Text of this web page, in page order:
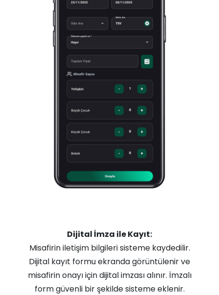
Dijital İmza ile Kayıt:
Misafirin iletişim bilgileri sisteme kaydedilir.
Dijital kayıt formu ekranda görüntülenir ve
misafirin onayı için dijital imzası alınır. İmzalı
form güvenli bir şekilde sisteme eklenir.